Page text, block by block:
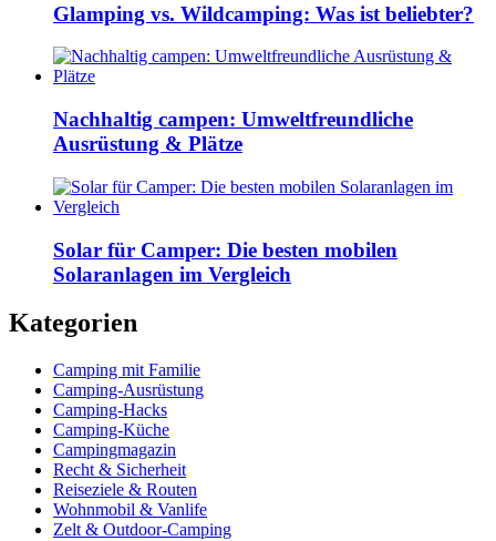
Glamping vs. Wildcamping: Was ist beliebter?
Nachhaltig campen: Umweltfreundliche
Ausrüstung & Plätze
Solar für Camper: Die besten mobilen
Solaranlagen im Vergleich
Kategorien
Camping mit Familie
Camping-Ausrüstung
Camping-Hacks
Camping-Küche
Campingmagazin
Recht & Sicherheit
Reiseziele & Routen
Wohnmobil & Vanlife
Zelt & Outdoor-Camping